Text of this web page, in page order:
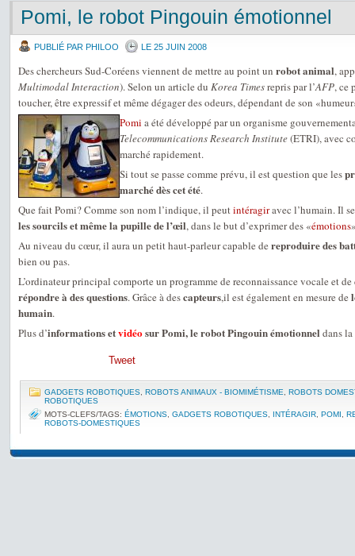
Pomi, le robot Pingouin émotionnel
PUBLIÉ PAR PHILOO LE 25 JUIN 2008
Des chercheurs Sud-Coréens viennent de mettre au point un robot animal,
Multimodal Interaction). Selon un article du Korea Timesrepris par l’AFP, ce
toucher, être expressif et même dégager des odeurs, dépendant de son
Pomi a été développé par un organisme
Telecommunications Research Institute(ETRI), avec
marché rapidement.
Si tout se passe comme prévu, il est question que les
marché dès cet été.
Que fait Pomi? Comme son nom l’indique, il peutintéragiravec l’humain. Il
les sourcils et même la pupille de l’œil, dans le but d’exprimer des «émotions
Au niveau du cœur, il aura un petit haut-parleur capable de reproduire des
bien ou pas.
L’ordinateur principal comporte un programme de reconnaissance vocale et de
répondre à des questions. Grâce à descapteurs,il est également en mesure de
humain.
Plus d’informations etvidéosur Pomi, le robot Pingouin émotionnel dans
Tweet
GADGETS ROBOTIQUES ROBOTS ANIMAUX - BIOMIMÉTISME
ROBOTS
ROBOTIQUES
MOTS-CLEFS/TAGS: ÉMOTIONS GADGETS ROBOTIQUES INTÉRAGIR POMI
ROBOTS-DOMESTIQUES